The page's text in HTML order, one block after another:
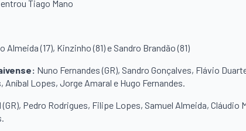
Tiago Mano
Almeida (17), Kinzinho (81) e Sandro Brandão (81)
Nuno Fernandes (GR), Sandro Gonçalves, Flávio
Aníbal Lopes, Jorge Amaral e Hugo Fernandes.
(GR), Pedro Rodrigues, Filipe Lopes, Samuel Almeida, Cláudio